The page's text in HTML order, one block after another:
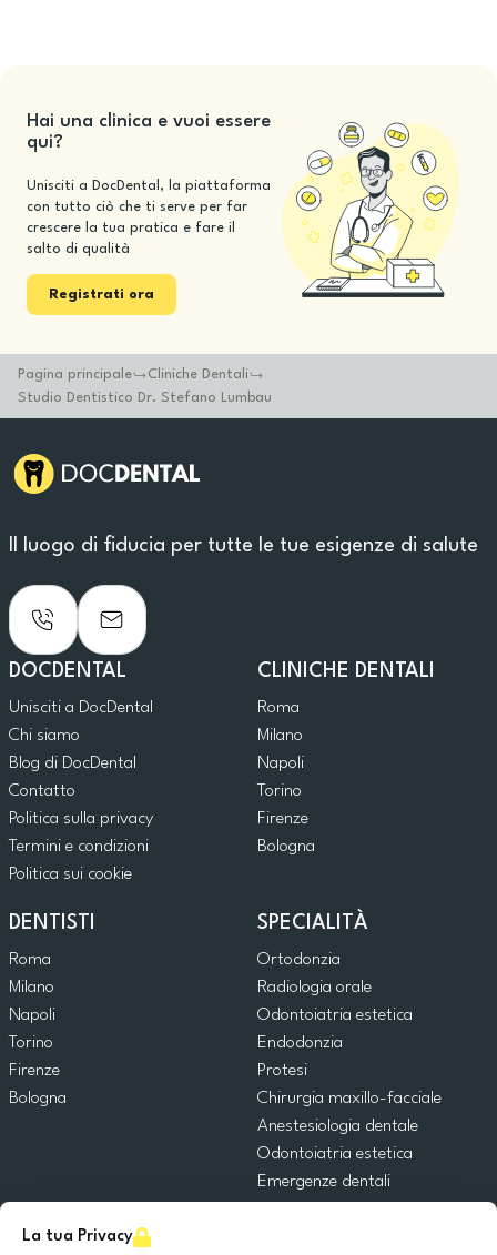
La tua Privacy
Hai una clinica e vuoi essere
qui?
Unisciti a DocDental, la piattaforma
con tutto ciò che ti serve per far
crescere la tua pratica e fare il
salto di qualità
Registrati ora
Pagina principale
Cliniche Dentali
Studio Dentistico Dr. Stefano Lumbau
Il luogo di fiducia per tutte le tue esigenze di salute
DOCDENTAL
Unisciti a DocDental
Chi siamo
Blog di DocDental
Contatto
Politica sulla privacy
Termini e condizioni
Politica sui cookie
CLINICHE DENTALI
Roma
Milano
Napoli
Torino
Firenze
Bologna
DENTISTI
Roma
Milano
Napoli
Torino
Firenze
Bologna
SPECIALITÀ
Ortodonzia
Radiologia orale
Odontoiatria estetica
Endodonzia
Protesi
Chirurgia maxillo-facciale
Anestesiologia dentale
Odontoiatria estetica
Emergenze dentali